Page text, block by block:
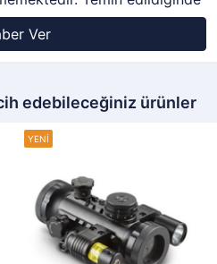
Ver
edebileceğiniz ürünler